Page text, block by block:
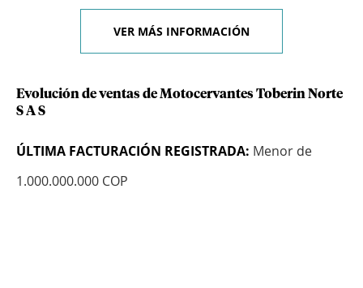
VER MÁS INFORMACIÓN
Evolución de ventas de Motocervantes Toberin Norte
S A S
ÚLTIMA FACTURACIÓN REGISTRADA: Menor de
1.000.000.000 COP